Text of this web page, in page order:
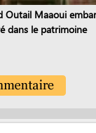
Outail Maaoui
dans le patrimoine